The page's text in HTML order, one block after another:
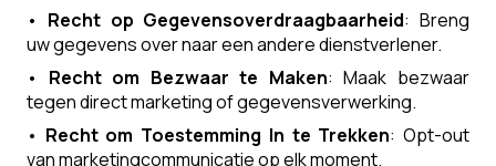
• Recht op Gegevensoverdraagbaarheid: Breng
uw gegevens over naar een andere dienstverlener.
• Recht om Bezwaar te Maken: Maak bezwaar
tegen direct marketing of gegevensverwerking.
• Recht om Toestemming In te Trekken: Opt-out
van marketingcommunicatie op elk moment.